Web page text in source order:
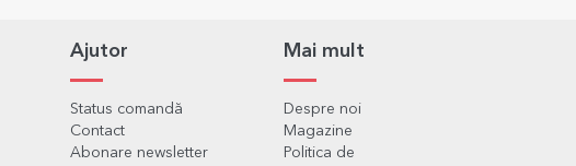
Ajutor
Status comandă
Contact
Abonare newsletter
Mai mult
Despre noi
Magazine
Politica de